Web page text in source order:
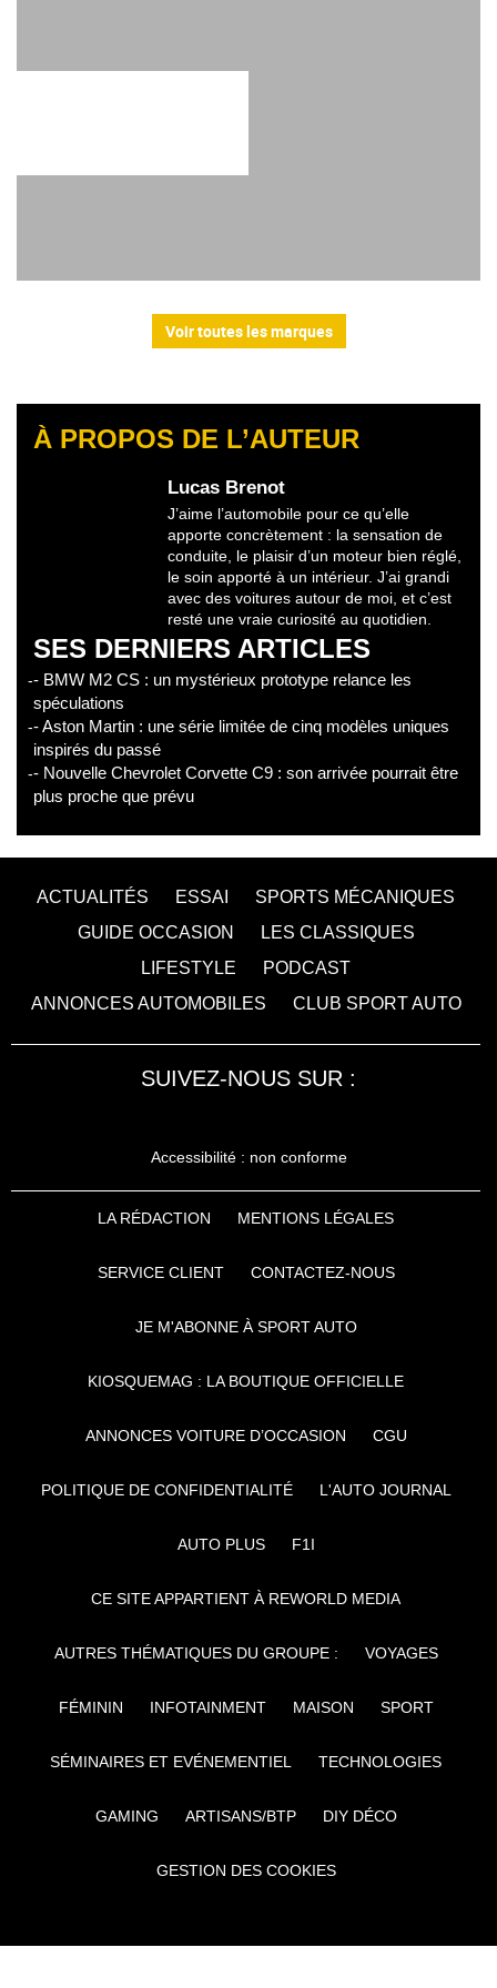
Voir toutes les marques
À PROPOS DE L’AUTEUR
Lucas Brenot
J’aime l’automobile pour ce qu’elle
apporte concrètement : la sensation de
conduite, le plaisir d’un moteur bien réglé,
le soin apporté à un intérieur. J’ai grandi
avec des voitures autour de moi, et c’est
resté une vraie curiosité au quotidien.
SES DERNIERS ARTICLES
- BMW M2 CS : un mystérieux prototype relance les
spéculations
- Aston Martin : une série limitée de cinq modèles uniques
inspirés du passé
- Nouvelle Chevrolet Corvette C9 : son arrivée pourrait être
plus proche que prévu
ACTUALITÉS ESSAI
SPORTS MÉCANIQUES
GUIDE OCCASION
LES CLASSIQUES
LIFESTYLE
PODCAST
ANNONCES AUTOMOBILES
CLUB SPORT AUTO
SUIVEZ-NOUS SUR :
Accessibilité : non conforme
LA RÉDACTION MENTIONS LÉGALES
SERVICE CLIENT CONTACTEZ-NOUS
JE M'ABONNE À SPORT AUTO
KIOSQUEMAG : LA BOUTIQUE OFFICIELLE
ANNONCES VOITURE D’OCCASION CGU
POLITIQUE DE CONFIDENTIALITÉ L'AUTO JOURNAL
AUTO PLUS F1I
CE SITE APPARTIENT À REWORLD MEDIA
AUTRES THÉMATIQUES DU GROUPE : VOYAGES
FÉMININ INFOTAINMENT MAISON SPORT
SÉMINAIRES ET EVÉNEMENTIEL TECHNOLOGIES
GAMING ARTISANS/BTP DIY DÉCO
GESTION DES COOKIES